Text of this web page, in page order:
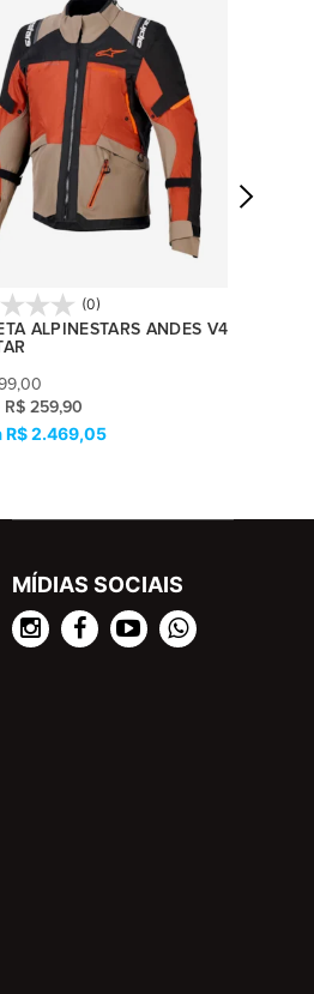
(0)
ALPINESTARS ANDES V4
R$ 259,90
R$ 2.469,05
MÍDIAS SOCIAIS